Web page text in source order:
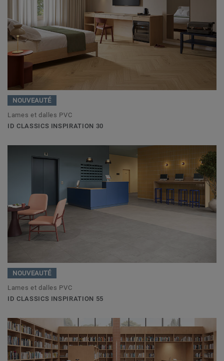
NOUVEAUTÉ
Lames et dalles PVC
ID CLASSICS INSPIRATION 30
NOUVEAUTÉ
Lames et dalles PVC
ID CLASSICS INSPIRATION 55